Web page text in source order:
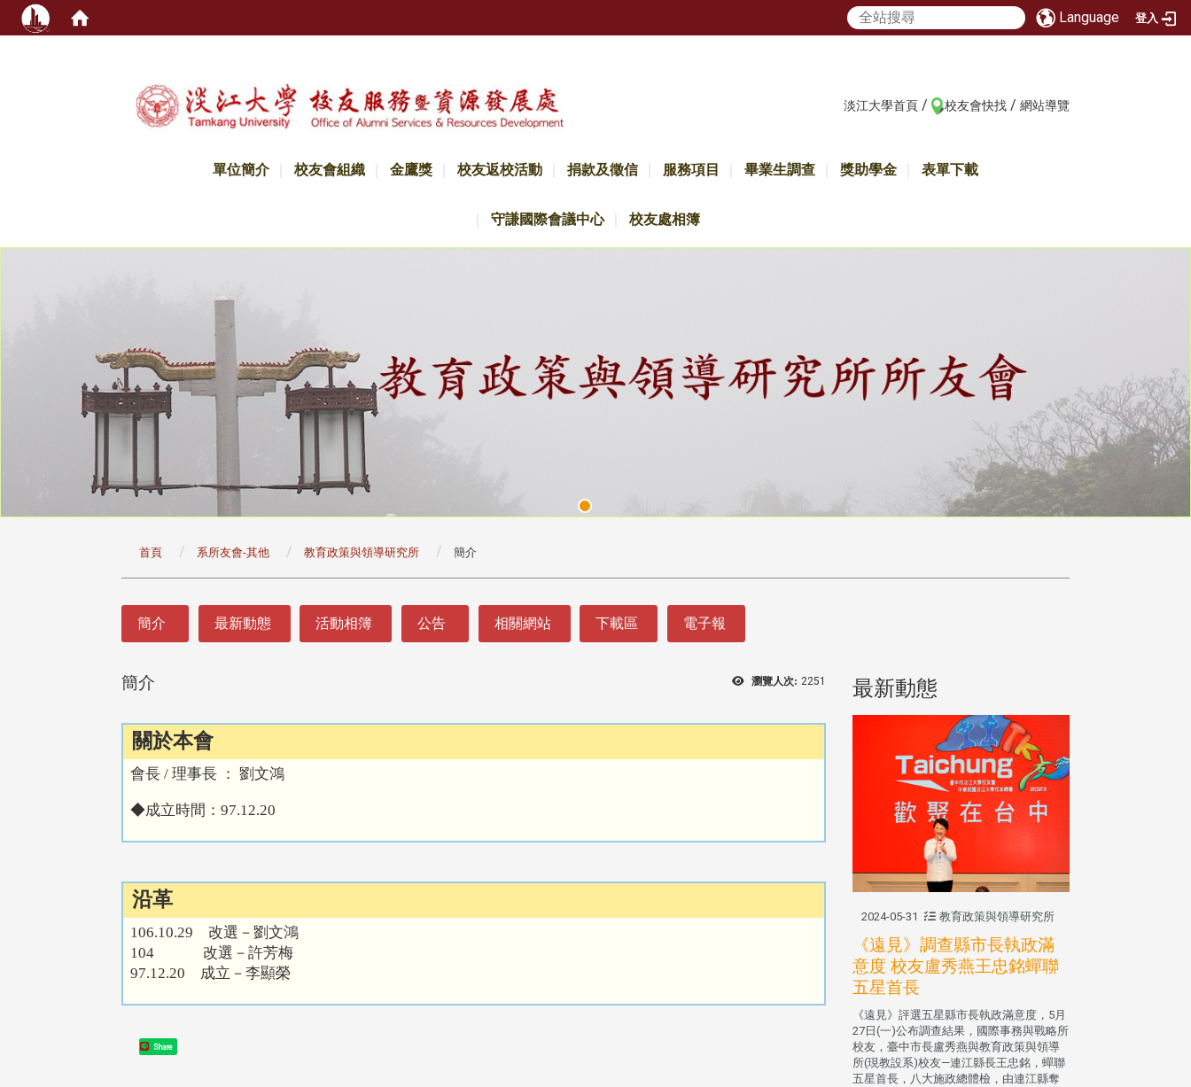
Language 登入
淡江大學首頁 / 校友會快找 / 網站導覽
單位簡介 校友會組織 金鷹獎 校友返校活動 捐款及徵信 服務項目 畢業生調查 獎助學金 表單下載
守謙國際會議中心 校友處相簿
首頁 系所友會-其他 教育政策與領導研究所 簡介
簡介 最新動態 活動相簿 公告 相關網站 下載區 電子報
瀏覽人次: 2251
簡介
關於本會
會長 / 理事長 ： 劉文鴻
◆成立時間： 97.12.20
沿革
106.10.29 改選－劉文鴻
104 改選－許芳梅
97.12.20 成立－李顯榮
Share
最新動態
2024-05-31 教育政策與領導研究所
《遠見》調查縣市長執政滿
意度 校友盧秀燕王忠銘蟬聯
五星首長
《遠見》評選五星縣市長執政滿意度，5月
27日(一)公布調查結果，國際事務與戰略所
校友，臺中市長盧秀燕與教育政策與領導
所(現教設系)校友—連江縣長王忠銘，蟬聯
五星首長，八大施政總體檢，由連江縣奪